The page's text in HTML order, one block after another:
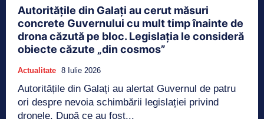
Autoritățile din Galați au cerut măsuri
concrete Guvernului cu mult timp înainte de
drona căzută pe bloc. Legislația le consideră
obiecte căzute „din cosmos”
Actualitate 8 Iulie 2026
Autoritățile din Galați au alertat Guvernul de patru
ori despre nevoia schimbării legislației privind
dronele. După ce au fost...